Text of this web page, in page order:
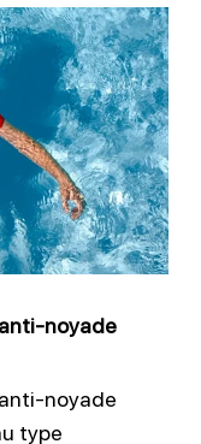
noyade
noyade
type